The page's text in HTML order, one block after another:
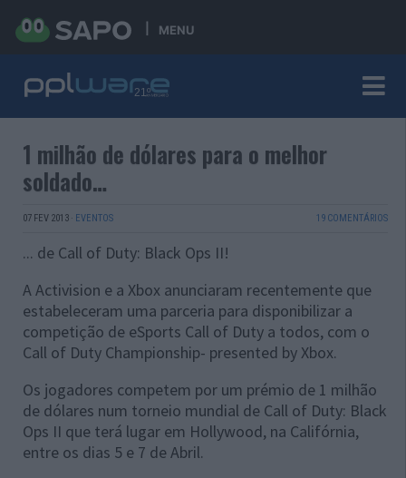
MENU
1 milhão de dólares para o melhor
soldado…
07 FEV 2013 · EVENTOS 19 COMENTÁRIOS
... de Call of Duty: Black Ops II!
A Activision e a Xbox anunciaram recentemente que
estabeleceram uma parceria para disponibilizar a
competição de eSports Call of Duty a todos, com o
Call of Duty Championship- presented by Xbox.
Os jogadores competem por um prémio de 1 milhão
de dólares num torneio mundial de Call of Duty: Black
Ops II que terá lugar em Hollywood, na Califórnia,
entre os dias 5 e 7 de Abril.